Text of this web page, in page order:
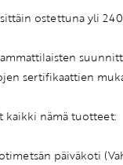
ostettuna yli
sertifikaattien
kaikki nämä tuotteet:
päiväkoti